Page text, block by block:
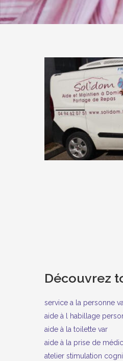
Découvrez
service a la personne
aide à l habillage
aide à la toilette var
aide à la prise de
atelier stimulation